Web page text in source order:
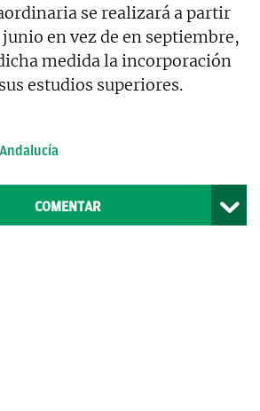
se realizará a partir
junio en vez de en septiembre,
medida la incorporación
estudios superiores.
COMENTAR